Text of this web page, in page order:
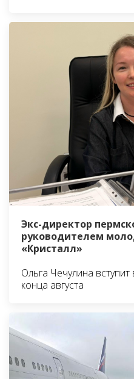
Экс-директор
руководителем
«Кристалл»
Ольга Чечулина
конца августа